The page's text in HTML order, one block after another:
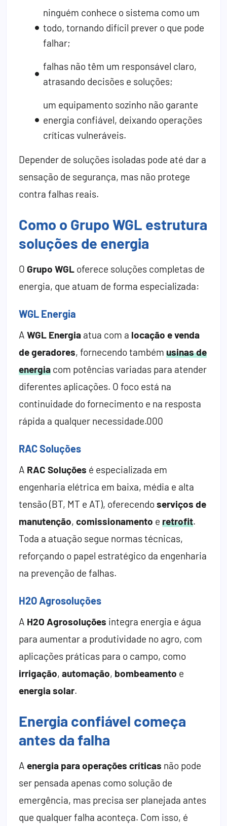
ninguém conhece o sistema como um
todo, tornando difícil prever o que pode
falhar;
falhas não têm um responsável claro,
atrasando decisões e soluções;
um equipamento sozinho não garante
energia confiável, deixando operações
críticas vulneráveis.
Depender de soluções isoladas pode até dar a
sensação de segurança, mas não protege
contra falhas reais.
Como o Grupo WGL estrutura
soluções de energia
O Grupo WGL oferece soluções completas de
energia, que atuam de forma especializada:
WGL Energia
A WGL Energia atua com a locação e venda
de geradores, fornecendo também usinas de
energia com potências variadas para atender
diferentes aplicações. O foco está na
continuidade do fornecimento e na resposta
rápida a qualquer necessidade.000
RAC Soluções
A RAC Soluções é especializada em
engenharia elétrica em baixa, média e alta
tensão (BT, MT e AT), oferecendoserviços de
manutenção, comissionamento e retrofit.
Toda a atuação segue normas técnicas,
reforçando o papel estratégico da engenharia
na prevenção de falhas.
H2O Agrosoluções
A H2O Agrosoluções integra energia e água
para aumentar a produtividade no agro, com
aplicações práticas para o campo, como
irrigação, automação, bombeamento e
energia solar.
Energia confiável começa
antes da falha
A energia para operações críticas não pode
ser pensada apenas como solução de
emergência, mas precisa ser planejada antes
que qualquer falha aconteça. Com isso, é